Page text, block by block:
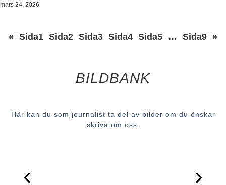
mars 24, 2026
« Sida1 Sida2 Sida3 Sida4 Sida5 … Sida9 »
BILDBANK
Här kan du som journalist ta del av bilder om du önskar
skriva om oss.